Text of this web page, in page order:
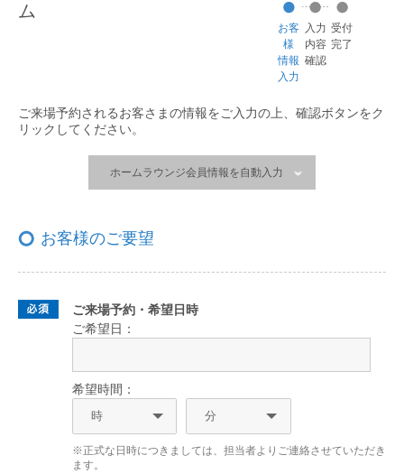
ム
お客
様
情報
入力
入力
内容
確認
受付
完了
ご来場予約されるお客さまの情報をご入力の上、 確認ボタンをク
リックしてください。
ホームラウンジ会員情報を自動入力
お客様のご要望
ご来場予約・希望日時
ご希望日：
希望時間：
※正式な日時につきましては、担当者よりご連絡させていただき
ます。